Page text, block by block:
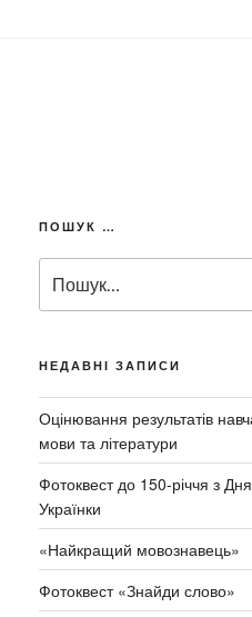
ПОШУК …
ш
к
з
а
з
а
п
и
м
:
НЕДАВНІ ЗАПИСИ
Оцінювання результатів
мови та літератури
Фотоквест до 150-річчя з
Українки
«Найкращий мовознавець»
Фотоквест «Знайди слово»